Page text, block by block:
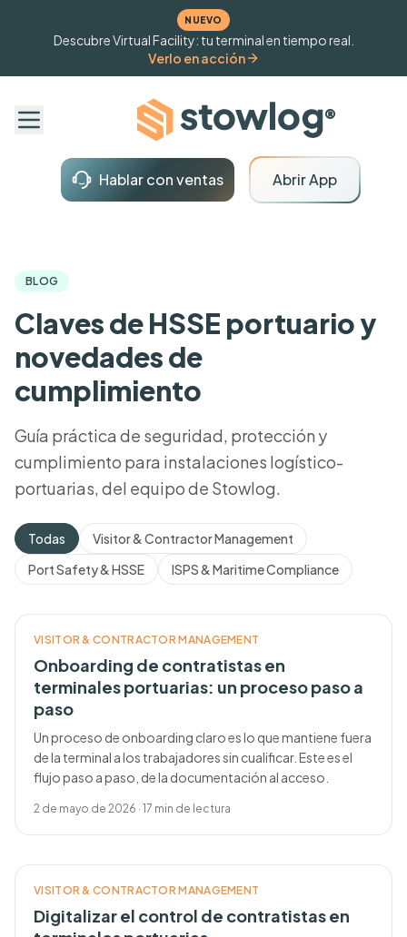
NUEVO
Descubre Virtual Facility: tu terminal en tiempo real.
Verlo en acción
Hablar con ventas Abrir App
BLOG
Claves de HSSE portuario y
novedades de
cumplimiento
Guía práctica de seguridad, protección y
cumplimiento para instalaciones logístico-
portuarias, del equipo de Stowlog.
Todas
Visitor & Contractor Management
Port Safety & HSSE
ISPS & Maritime Compliance
VISITOR & CONTRACTOR MANAGEMENT
Onboarding de contratistas en
terminales portuarias: un proceso paso a
paso
Un proceso de onboarding claro es lo que mantiene fuera
de la terminal a los trabajadores sin cualificar. Este es el
flujo paso a paso, de la documentación al acceso.
2 de mayo de 2026 · 17 min de lectura
VISITOR & CONTRACTOR MANAGEMENT
Digitalizar el control de contratistas en